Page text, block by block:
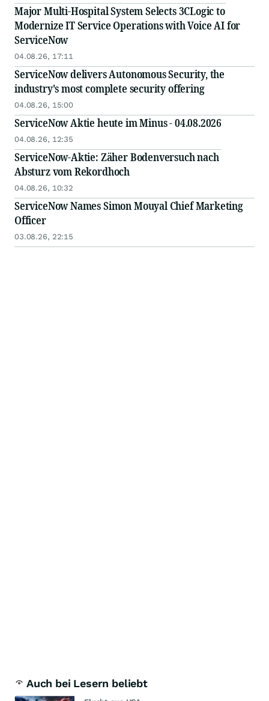
Major Multi-Hospital System Selects 3CLogic to
Modernize IT Service Operations with Voice AI for
ServiceNow
04.08.26, 17:11
ServiceNow delivers Autonomous Security, the
industry's most complete security offering
04.08.26, 15:00
ServiceNow Aktie heute im Minus - 04.08.2026
04.08.26, 12:35
ServiceNow-Aktie: Zäher Bodenversuch nach
Absturz vom Rekordhoch
04.08.26, 10:32
ServiceNow Names Simon Mouyal Chief Marketing
Officer
03.08.26, 22:15
Auch bei Lesern beliebt